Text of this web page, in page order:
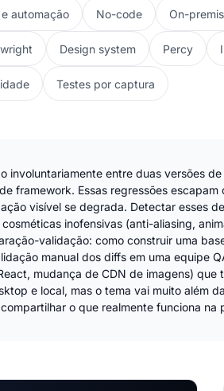
automação No-code On-
Design system Percy
Testes por captura
involuntariamente entre duas versões
framework. Essas regressões
visível se degrada. Detectar esses
inofensivas (anti-aliasing,
validação: como construir uma
manual dos diffs em uma equipe
mudança de CDN de imagens)
e local, mas o tema vai muito além
o que realmente funciona